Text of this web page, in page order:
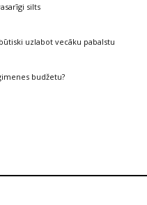
silts
uzlabot vecāku pabalstu
budžetu?